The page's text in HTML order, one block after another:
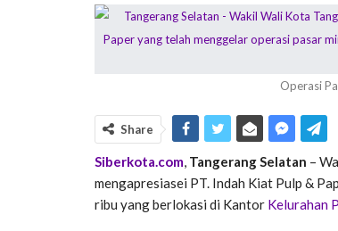
Operasi
Share
Siberkota.com, Tangerang Selatan –
mengapresiasei PT. Indah Kiat Pulp &
ribu yang berlokasi di Kantor Kelurahan